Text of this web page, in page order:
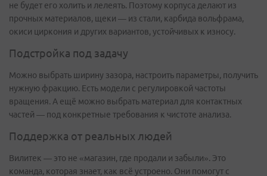
не будет его холить и лелеять. Поэтому корпуса делают из
прочных материалов, щеки — из стали, карбида вольфрама,
окиси циркония и других вариантов, устойчивых к износу.
Подстройка под задачу
Можно выбрать ширину зазора, настроить параметры, получить
нужную фракцию. Есть модели с регулировкой частоты
вращения. А ещё можно выбрать материал для контактных
частей — под конкретные требования к чистоте анализа.
Поддержка от реальных людей
Вилитек — это не «магазин, где продали и забыли». Это
команда, которая знает, как всё устроено. Они помогут с